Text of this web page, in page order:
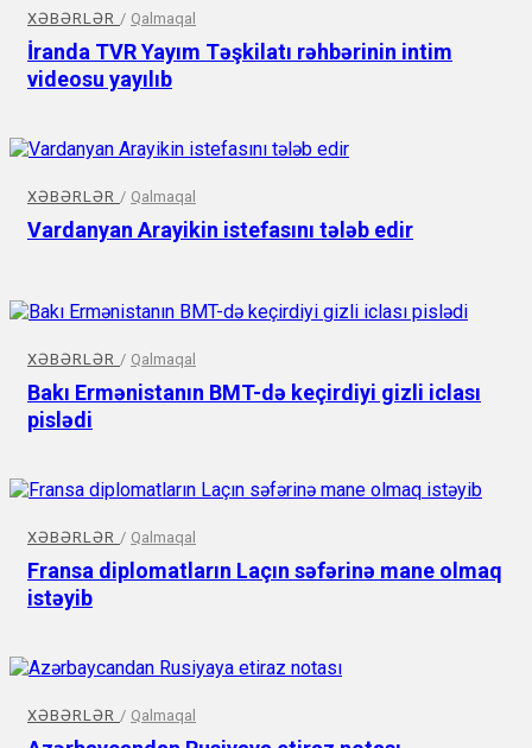
XƏBƏRLƏR / Qalmaqal
İranda TVR Yayım Təşkilatı rəhbərinin intim
videosu yayılıb
XƏBƏRLƏR / Qalmaqal
Vardanyan Arayikin istefasını tələb edir
XƏBƏRLƏR / Qalmaqal
Bakı Ermənistanın BMT-də keçirdiyi gizli iclası
pislədi
XƏBƏRLƏR / Qalmaqal
Fransa diplomatların Laçın səfərinə mane olmaq
istəyib
XƏBƏRLƏR / Qalmaqal